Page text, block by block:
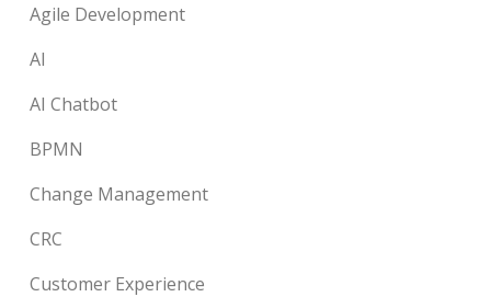
Agile Development
AI
AI Chatbot
BPMN
Change Management
CRC
Customer Experience